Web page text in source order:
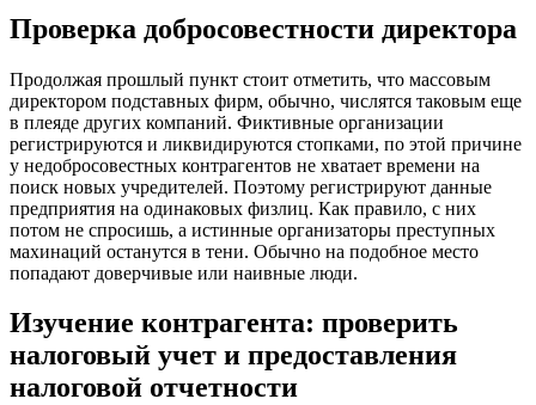
Проверка добросовестности директора
Продолжая прошлый пункт стоит отметить, что массовым
директором подставных фирм, обычно, числятся таковым еще
в плеяде других компаний. Фиктивные организации
регистрируются и ликвидируются стопками, по этой причине
у недобросовестных контрагентов не хватает времени на
поиск новых учредителей. Поэтому регистрируют данные
предприятия на одинаковых физлиц. Как правило, с них
потом не спросишь, а истинные организаторы преступных
махинаций останутся в тени. Обычно на подобное место
попадают доверчивые или наивные люди.
Изучение контрагента: проверить
налоговый учет и предоставления
налоговой отчетности